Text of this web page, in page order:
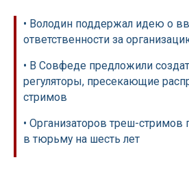
• Володин поддержал идею о
ответственности за
• В Совфеде предложили
регуляторы, пресекающие
стримов
• Организаторов треш-стримов
в тюрьму на шесть лет